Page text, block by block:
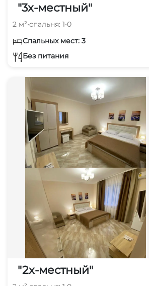
"3х-местный"
2 м²•спальня: 1•0
Спальных мест: 3
Без питания
"2х-местный"